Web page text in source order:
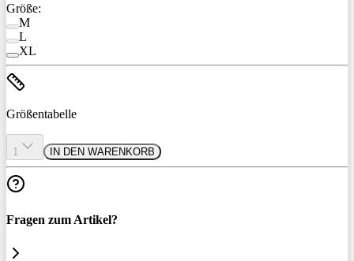
Größe:
M
L
XL
Größentabelle
1 IN DEN WARENKORB
Fragen zum Artikel?